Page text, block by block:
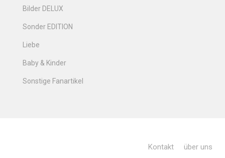
Bilder DELUX
Sonder EDITION
Liebe
Baby & Kinder
Sonstige Fanartikel
Kontakt über uns